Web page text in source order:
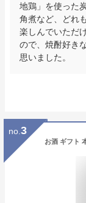
地鶏」を使った
角煮など、どれ
楽しんでいただ
ので、焼酎好き
思いました。
no. 3